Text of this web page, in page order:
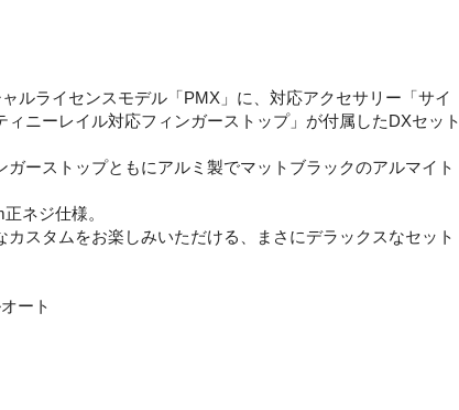
ルライセンスモデル「PMX」に、対応アクセサリー「サイ
ィニーレイル対応フィンガーストップ」が付属したDXセット
ガーストップともにアルミ製でマットブラックのアルマイト
ネジ仕様。
カスタムをお楽しみいただける、まさにデラックスなセット
ート